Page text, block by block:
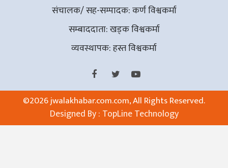
संचालक/ सह-सम्पादक: कर्ण विश्वकर्मा
सम्बाददाता: खड्क विश्वकर्मा
व्यवस्थापक: हस्त विश्वकर्मा
©2026 jwalakhabar.com.com, All Rights Reserved.
Designed By : TopLine Technology